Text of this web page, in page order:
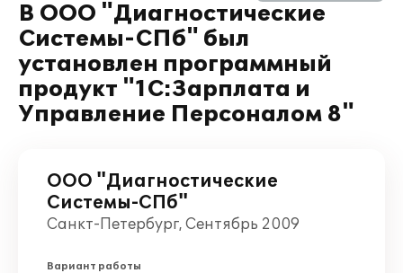
В ООО "Диагностические
Системы-СПб" был
установлен программный
продукт "1С:Зарплата и
Управление Персоналом 8"
ООО "Диагностические
Системы-СПб"
Санкт-Петербург, Сентябрь 2009
Вариант работы